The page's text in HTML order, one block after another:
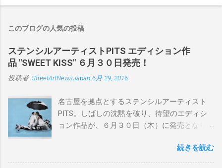
このブログの人気の投稿
ステンシルアーティストPITS エディション作
品 "SWEET KISS" ６月３０日発売！
投稿者: StreetArtNewsJapan 6月 29, 2016
名古屋を拠点とするステンシルアーティスト
PITS。しばしの沈黙を破り、待望のエディシ
ョン作品が、６月３０日（木）に発売となり
品に落とし込むスタイルは今作でも健在。(
PITSの過去記事はこちらから ) 発売日：6月30
続きを読む